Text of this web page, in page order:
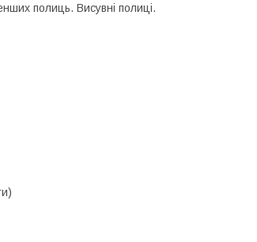
полиць. Висувні полиці.